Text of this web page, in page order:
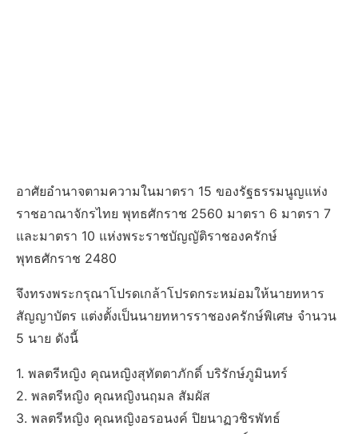
อาศัยอำนาจตามความในมาตรา 15 ของรัฐธรรมนูญแห่ง
ราชอาณาจักรไทย พุทธศักราช 2560 มาตรา 6 มาตรา 7
และมาตรา 10 แห่งพระราชบัญญัติราชองครักษ์
พุทธศักราช 2480
จึงทรงพระกรุณาโปรดเกล้าโปรดกระหม่อมให้นายทหาร
สัญญาบัตร แต่งตั้งเป็นนายทหารราชองครักษ์พิเศษ จำนวน
5 นาย ดังนี้
1. พลตรีหญิง คุณหญิงสุทัตตาภักดิ์ บริรักษ์ภูมินทร์
2. พลตรีหญิง คุณหญิงนฤมล สัมผัส
3. พลตรีหญิง คุณหญิงอรอนงค์ ปิยนาฏวชิรพัทธ์